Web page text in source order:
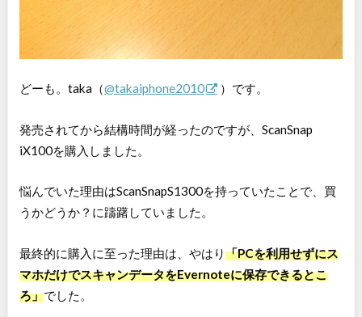
どーも。taka（@takaiphone2010 ）です。
発売されてから結構時間が経ったのですが、ScanSnap
iX100を購入しました。
悩んでいた理由はScanSnapS1300を持っていたことで、買
うかどうか？に躊躇していました。
最終的に購入に至った理由は、やはり「PCを利用せずにス
マホだけでスキャンデータをEvernoteに保存できるとこ
ろ」でした。